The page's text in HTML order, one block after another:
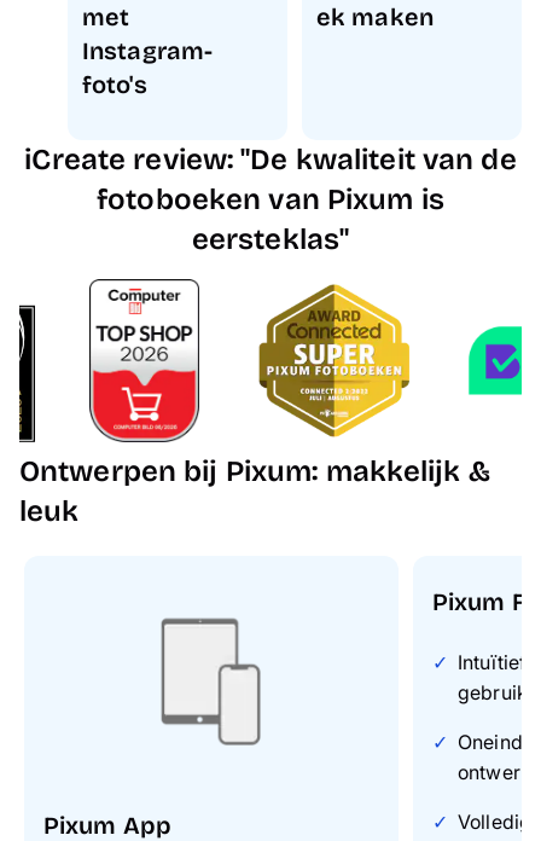
met
Instagram-
foto's
ek maken
iCreate review: "De kwaliteit van de
fotoboeken van Pixum is
eersteklas"
Ontwerpen bij Pixum: makkelijk &
leuk
Pixum App
Pixum
Intuïtief
Volledig